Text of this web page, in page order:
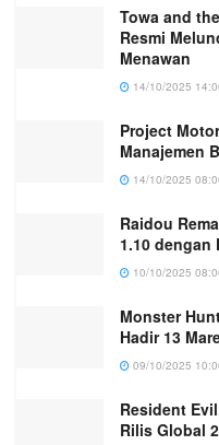
Towa and
Resmi
Menawan
14/10/2025
Project
Manajemen
14/10/2025
Raidou
1.10 dengan
10/10/2025
Monster
Hadir 13
09/10/2025
Resident
Rilis Global